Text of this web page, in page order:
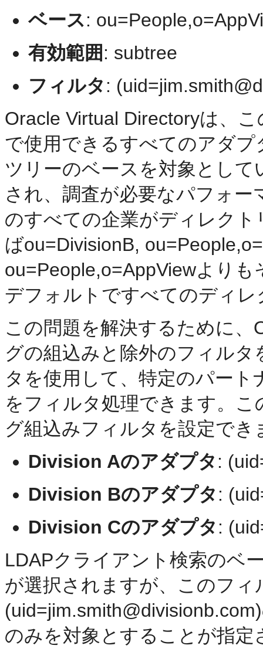
ベース:
有効範囲 : subtree
フィルタ :
Oracle Virtual Directoryは、
で使用できるすべてのアダ
ツリーのベースを対象とし
され、調査が必要なパフォ
のすべての企業がディレク
ばou=DivisionB,
ou=People,o=AppViewより
デフォルトですべてのディ
この問題を解決するために
グの組込みと除外のフィル
タを使用して、特定のパー
をフィルタ処理できます。
グ組込みフィルタを設定でき
Division Aのアダプタ :
Division Bのアダプタ :
Division Cのアダプタ :
LDAPクライアント検索のベ
が選択されますが、このフィ
のみを対象とすることが指定